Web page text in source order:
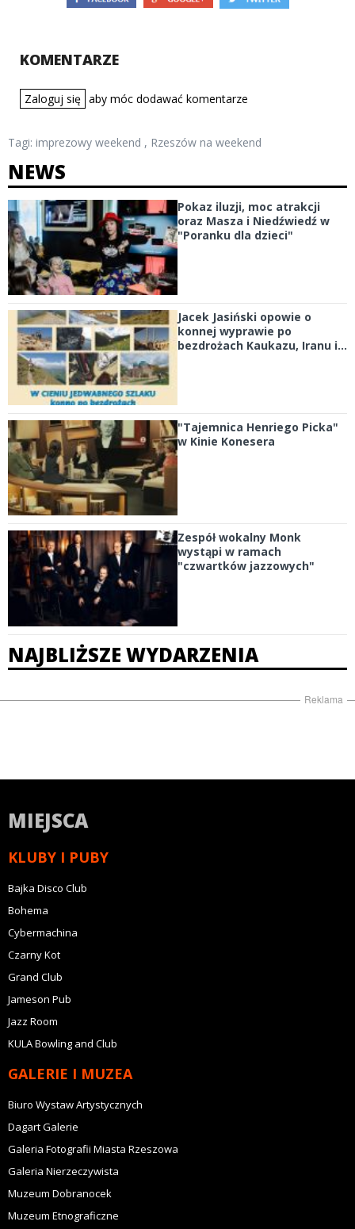
KOMENTARZE
Zaloguj się aby móc dodawać komentarze
Tagi: imprezowy weekend , Rzeszów na weekend
NEWS
Pokaz iluzji, moc atrakcji
oraz Masza i Niedźwiedź w
"Poranku dla dzieci"
Jacek Jasiński opowie o
konnej wyprawie po
bezdrożach Kaukazu, Iranu i...
"Tajemnica Henriego Picka"
w Kinie Konesera
Zespół wokalny Monk
wystąpi w ramach
"czwartków jazzowych"
NAJBLIŻSZE WYDARZENIA
Reklama
MIEJSCA
KLUBY I PUBY
Bajka Disco Club
Bohema
Cybermachina
Czarny Kot
Grand Club
Jameson Pub
Jazz Room
KULA Bowling and Club
GALERIE I MUZEA
Biuro Wystaw Artystycznych
Dagart Galerie
Galeria Fotografii Miasta Rzeszowa
Galeria Nierzeczywista
Muzeum Dobranocek
Muzeum Etnograficzne